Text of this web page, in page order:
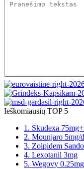
Ieškomiausių TOP 5
1. Skudexa
2. Mounjaro 5mg/
3. Zolpidem
4. Lexotanil 3mg
5. Wegovy 0.25mg